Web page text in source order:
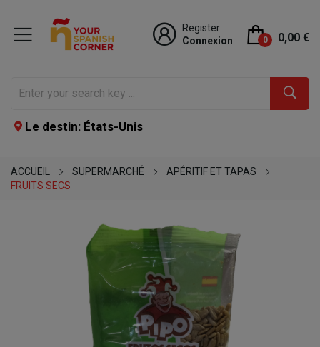
Register
Connexion
0 0,00 €
Le destin: États-Unis
ACCUEIL SUPERMARCHÉ
APÉRITIF ET TAPAS
FRUITS SECS